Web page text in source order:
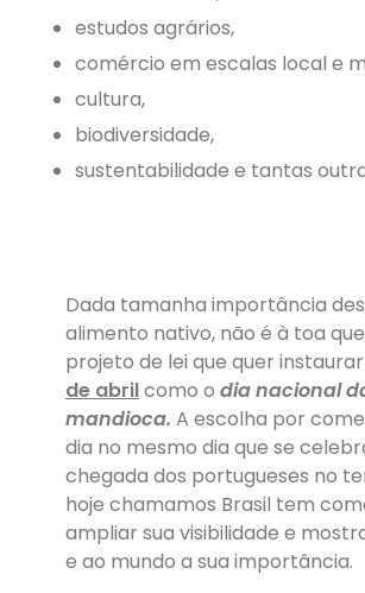
estudos agrários,
comércio em escalas local e
cultura,
biodiversidade,
sustentabilidade e tantas
Dada tamanha importância
alimento nativo, não é à toa
projeto de lei que quer
de abrilcomo o dia nacional
mandioca. A escolha por
dia no mesmo dia que se
chegada dos portugueses no
hoje chamamos Brasil tem
ampliar sua visibilidade e
e ao mundo a sua importância.